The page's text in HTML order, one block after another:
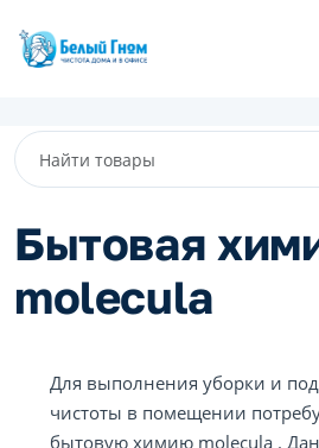
Бытовая
molecula
Для выполнения уборки и
чистоты в помещении
бытовую химию molecula .